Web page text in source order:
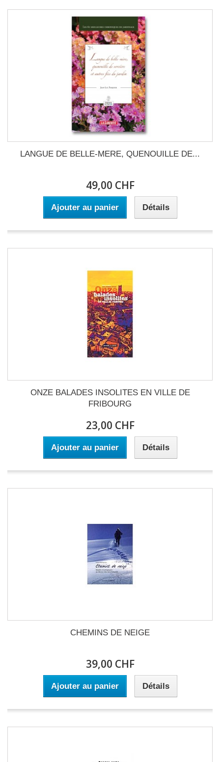
LANGUE DE BELLE-MERE, QUENOUILLE DE...
49,00 CHF
Ajouter au panier Détails
ONZE BALADES INSOLITES EN VILLE DE
FRIBOURG
23,00 CHF
Ajouter au panier Détails
CHEMINS DE NEIGE
39,00 CHF
Ajouter au panier Détails